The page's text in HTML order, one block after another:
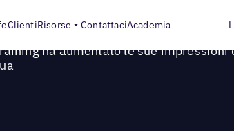
ClientiRisorse ContattaciAcademia
ha aumentato le sue impressioni